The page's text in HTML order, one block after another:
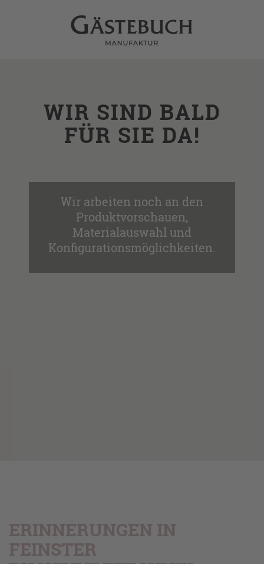
WIR SIND BALD
FÜR SIE DA!
Wir arbeiten noch an den
Produktvorschauen,
Materialauswahl und
Konfigurationsmöglichkeiten.
ERINNERUNGEN IN
FEINSTER